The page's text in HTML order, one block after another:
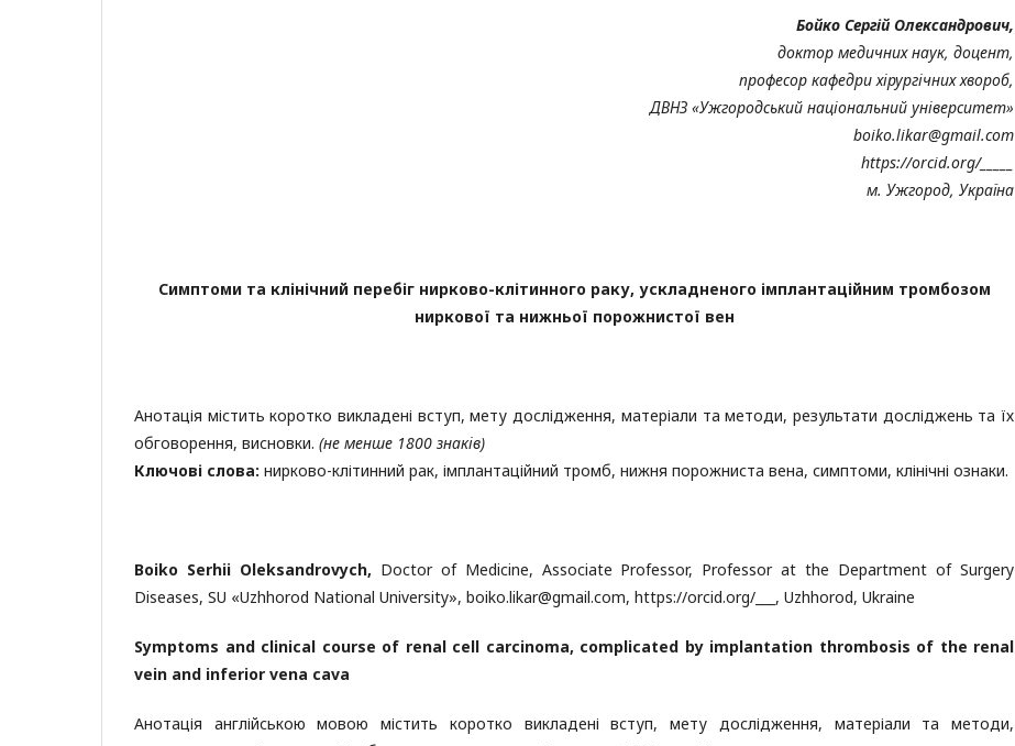
Бойко Сергій Олександрович,
доктор медичних наук, доцент,
професор кафедри хірургічних хвороб,
ДВНЗ «Ужгородський національний університет»
boiko.likar@gmail.com
https://orcid.org/_____
м. Ужгород, Україна
Симптоми та клінічний перебіг нирково-клітинного раку, ускладненого імплантаційним тромбозом
ниркової та нижньої порожнистої вен
Анотація містить коротко викладені вступ, мету дослідження, матеріали та методи, результати досліджень та їх
обговорення, висновки. (не менше 1800 знаків)
Ключові слова: нирково-клітинний рак, імплантаційний тромб, нижня порожниста вена, симптоми, клінічні ознаки.
Boiko Serhii Oleksandrovych, Doctor of Medicine, Associate Professor, Professor at the Department of Surgery
Diseases, SU «Uzhhorod National University», boiko.likar@gmail.com, https://orcid.org/___, Uzhhorod, Ukraine
Symptoms and clinical course of renal cell carcinoma, complicated by implantation thrombosis of the renal
vein and inferior vena cava
Анотація англійською мовою містить коротко викладені вступ, мету дослідження, матеріали та методи,